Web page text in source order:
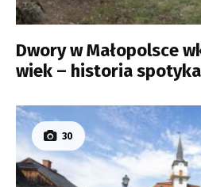
Dwory w Małopolsce
wiek – historia
30